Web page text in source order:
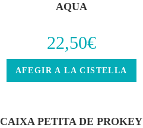
AQUA
22,50€
AFEGIR A LA CISTELLA
CAIXA PETITA DE PROKEY